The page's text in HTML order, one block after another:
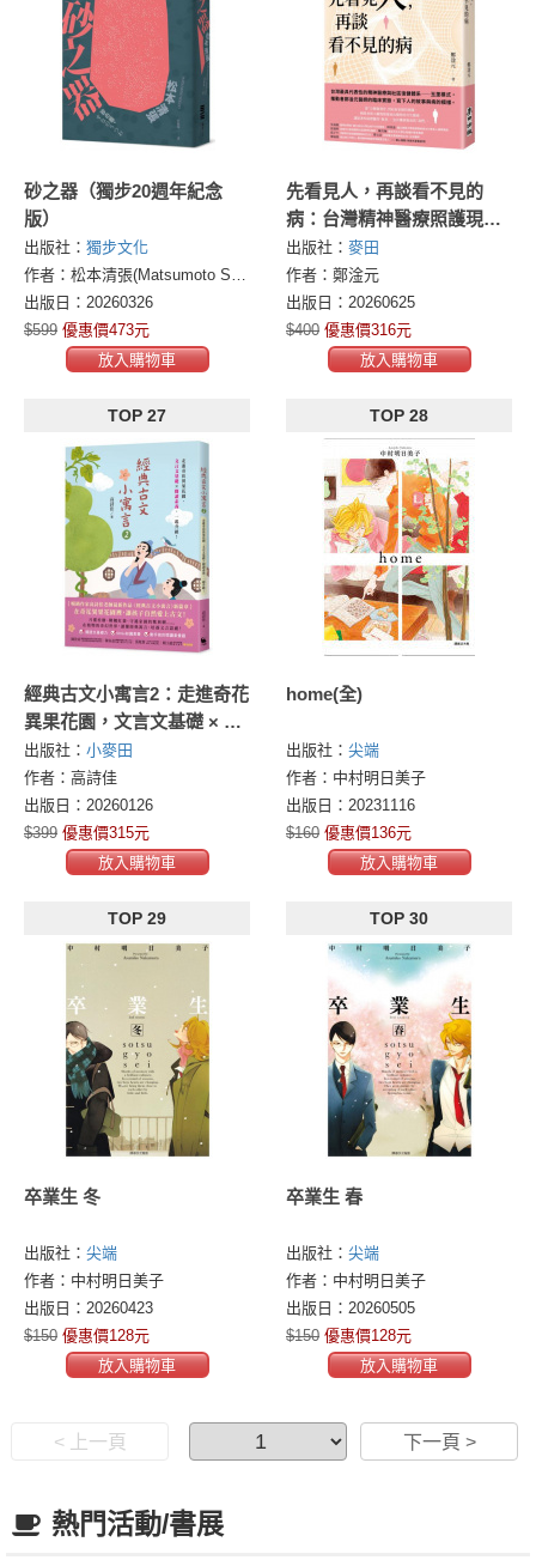
砂之器（獨步20週年紀念
版）
出版社： 獨步文化
作者：松本清張(Matsumoto Seicho)
出版日：20260326
$599 優惠價473元
放入購物車
先看見人，再談看不見的
病：台灣精神醫療照護現場
的思辨，從「機構全控」面
向「公民賦權」的社區實
踐，體悟標籤下的真實生命
出版社： 麥田
作者：鄭淦元
出版日：20260625
$400 優惠價316元
放入購物車
TOP 27
經典古文小寓言2：走進奇花
異果花園，文言文基礎 × 閱
讀素養，一起升級！
出版社： 小麥田
作者：高詩佳
出版日：20260126
$399 優惠價315元
放入購物車
TOP 28
home(全)
出版社： 尖端
作者：中村明日美子
出版日：20231116
$160 優惠價136元
放入購物車
TOP 29
卒業生 冬
出版社： 尖端
作者：中村明日美子
出版日：20260423
$150 優惠價128元
放入購物車
TOP 30
卒業生 春
出版社： 尖端
作者：中村明日美子
出版日：20260505
$150 優惠價128元
放入購物車
< 上一頁 下一頁 >
熱門活動/書展